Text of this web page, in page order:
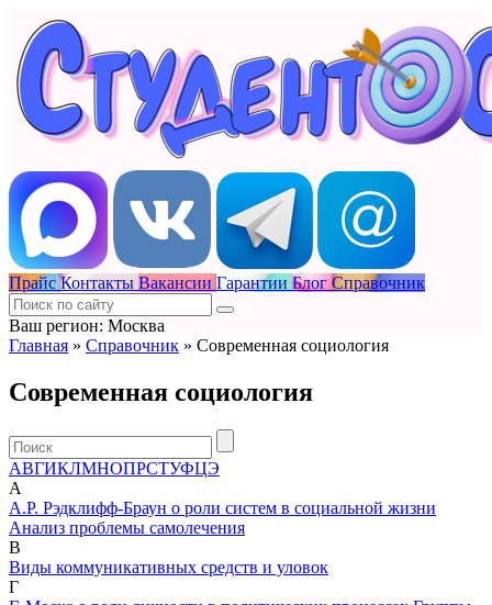
Прайс Контакты Вакансии Гарантии Блог Справочник
Ваш регион: Москва
Главная » Справочник » Современная социология
Современная социология
АВГИКЛМНОПРСТУФЦЭ
А
А.Р. Рэдклифф-Браун о роли систем в социальной жизни
Анализ проблемы самолечения
В
Виды коммуникативных средств и уловок
Г